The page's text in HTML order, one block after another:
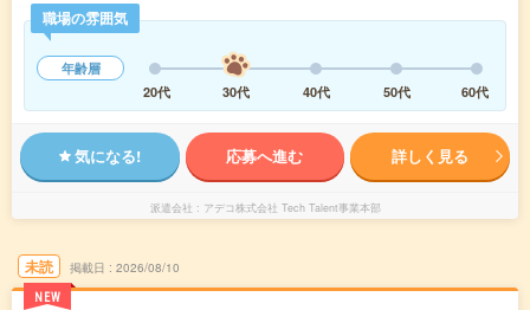
職場の雰囲気
年齢層
20代
30代 40代 50代 60代
気になる! 応募へ進む 詳しく見る
派遣会社 アデコ株式会社 Tech Talent事業本部
未読
NEW
掲載日 2026/08/10